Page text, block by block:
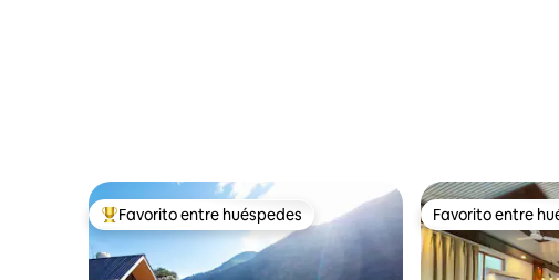
Favorito entre huéspedes preferido
Favorito entre huéspedes Favorito entre
Favorito entre